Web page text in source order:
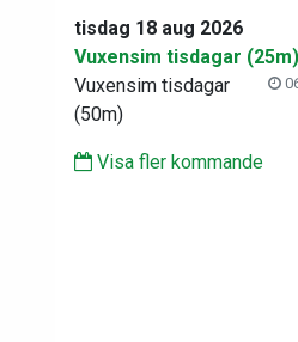
tisdag 18 aug 2026
Vuxensim tisdagar (25m)
Vuxensim tisdagar
(50m)
Visa fler kommande